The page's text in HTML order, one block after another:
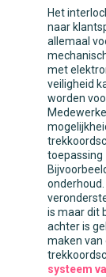
Het
naar
allemaal
met
veiligheid
worden
toepassing
onderhoud.
is maar dit
achter is
maken van
systeem